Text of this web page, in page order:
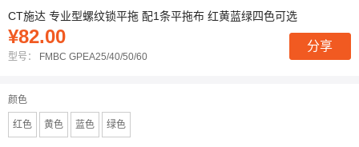
CT施达 专业型螺纹锁平拖 配1条平拖布 红黄蓝绿四色可选
分享
¥82.00
型号： FMBC GPEA25/40/50/60
颜色
红色 黄色 蓝色 绿色